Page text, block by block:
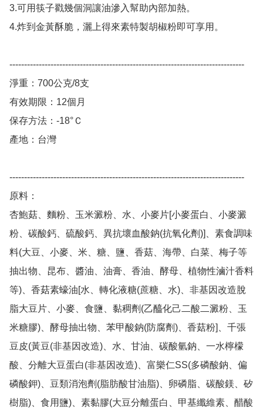
3.可用筷子戳幾個洞讓油滲入幫助內部加熱。
4.炸到金黃酥脆，灑上得來素特製胡椒粉即可享用。
--------------------------------------------------------------------------------
淨重：700公克/8支
有效期限：12個月
保存方法：-18°Ｃ
產地：台灣
--------------------------------------------------------------------------------
原料：
杏鮑菇、麵粉、玉米澱粉、水、小麥片[小麥蛋白、小麥澱
粉、碳酸鈣、硫酸鈣、異抗壞血酸鈉(抗氧化劑)]、素食調味
料(大豆、小麥、米、糖、鹽、香菇、海帶、白菜、梅子等
抽出物、昆布、醬油、油膏、香油、酵母、植物性滷汁香料
等)、香菇素蠔油[水、轉化液糖(蔗糖、水)、非基因改造脫
脂大豆片、小麥、食鹽、黏稠劑(乙醯化己二酸二澱粉、玉
米糖膠)、酵母抽出物、苯甲酸鈉(防腐劑)、香菇粉]、千張
豆皮(黃豆(非基因改造)、水、甘油、碳酸氫鈉、一水檸檬
酸、分離大豆蛋白(非基因改造)、富樂仁SS(多磷酸鈉、偏
磷酸鉀)、豆類消泡劑(脂肪酸甘油脂)、卵磷脂、碳酸鎂、矽
樹脂)、食用鹽)、素黏膠(大豆分離蛋白、甲基纖維素、醋酸